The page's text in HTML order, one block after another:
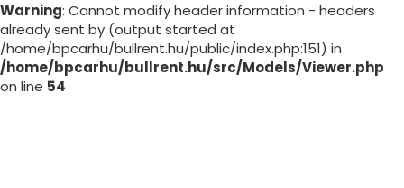
Warning: Cannot modify header information - headers
already sent by (output started at
/home/bpcarhu/bullrent.hu/public/index.php:151) in
/home/bpcarhu/bullrent.hu/src/Models/Viewer.php
on line 54